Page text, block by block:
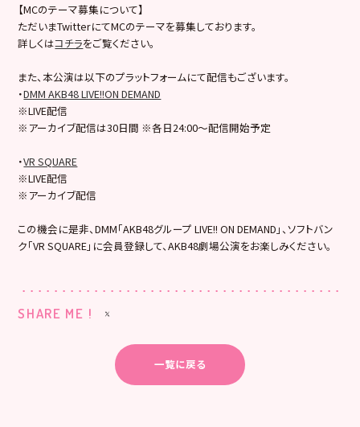
【MCのテーマ募集について】
ただいまTwitterにてMCのテーマを募集しております。
詳しくはコチラをご覧ください。
また、本公演は以下のプラットフォームにて配信もございます。
・DMM AKB48 LIVE!!ON DEMAND
※LIVE配信
※アーカイブ配信は30日間 ※各日24:00～配信開始予定
・VR SQUARE
※LIVE配信
※アーカイブ配信
この機会に是非、DMM「AKB48グループ LIVE!! ON DEMAND」、ソフトバン
ク「VR SQUARE」に会員登録して、AKB48劇場公演をお楽しみください。
SHARE ME !
一覧に戻る